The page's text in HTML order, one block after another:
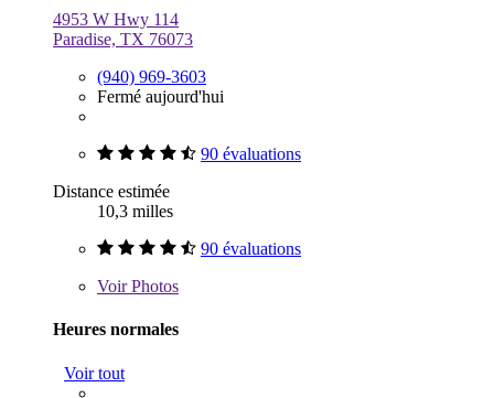
4953 W Hwy 114
Paradise, TX 76073
(940) 969-3603
Fermé aujourd'hui
90 évaluations
Distance estimée
10,3 milles
90 évaluations
VoirPhotos
Heures normales
Voir tout